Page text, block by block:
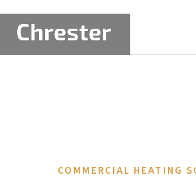
COMMERCIAL HEATING